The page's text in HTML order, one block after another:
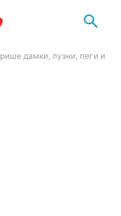
дамки, лузни, пеги и